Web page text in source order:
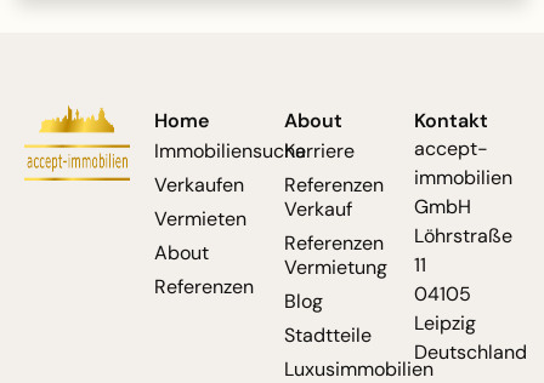
Home
Immobiliensuche
Verkaufen
Vermieten
About
Referenzen
About
Karriere
Referenzen
Verkauf
Referenzen
Vermietung
Blog
Stadtteile
Luxusimmobilien
Kontakt
accept-
immobilien
GmbH
Löhrstraße
11
04105
Leipzig
Deutschland